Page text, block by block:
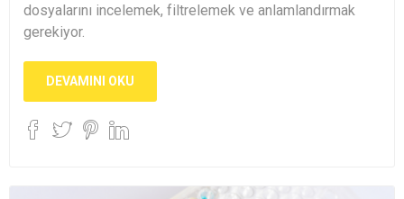
dosyalarını incelemek, filtrelemek ve anlamlandırmak
gerekiyor.
DEVAMINI OKU